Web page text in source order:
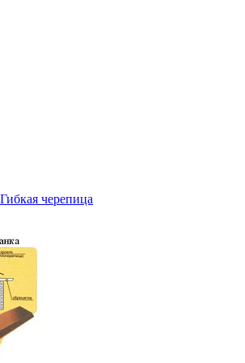
Гибкая черепица